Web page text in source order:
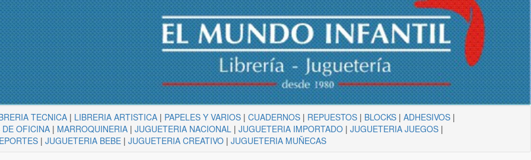
TECNICA | LIBRERIA ARTISTICA | PAPELES Y VARIOS |CUADERNOS | REPUESTOS | BLOCKS |ADHESIVOS |
OFICINA| MARROQUINERIA| JUGUETERIA NACIONAL | JUGUETERIA IMPORTADO| JUGUETERIA JUEGOS|
| JUGUETERIA BEBE| JUGUETERIA CREATIVO| JUGUETERIA MUÑECAS